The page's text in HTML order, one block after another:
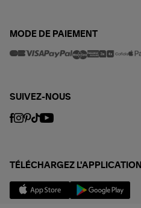
MODE DE PAIEMENT
SUIVEZ-NOUS
TÉLÉCHARGEZ L'APPLICATION